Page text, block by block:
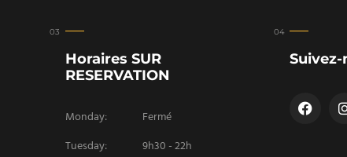
Horaires SUR
RESERVATION
Monday:
Fermé
Tuesday:
9h30 - 22h
Suivez-